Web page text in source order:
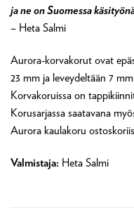
ja ne on Suomessa
– Heta Salmi
Aurora-korvakorut ovat
23 mm ja leveydeltään 7
Korvakoruissa on
Korusarjassa saatavana
Aurora kaulakoru
Valmistaja: Heta Salmi